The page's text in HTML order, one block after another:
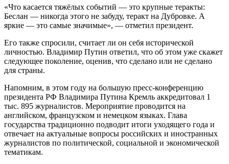
«Что касается тяжёлых событий — это крупные теракты:
Беслан — никогда этого не забуду, теракт на Дубровке. А
яркие — это самые значимые», — отметил президент.
Его также спросили, считает ли он себя исторической
личностью. Владимир Путин ответил, что об этом уже скажет
следующее поколение, оценив, что сделано или не сделано
для страны.
Напомним, в этом году на большую пресс-конференцию
президента РФ Владимира Путина Кремль аккредитовал 1
тыс. 895 журналистов. Мероприятие проводится на
английском, французском и немецком языках. Глава
государства традиционно подводит итоги уходящего года и
отвечает на актуальные вопросы российских и иностранных
журналистов по политической, социальной и экономической
тематикам.